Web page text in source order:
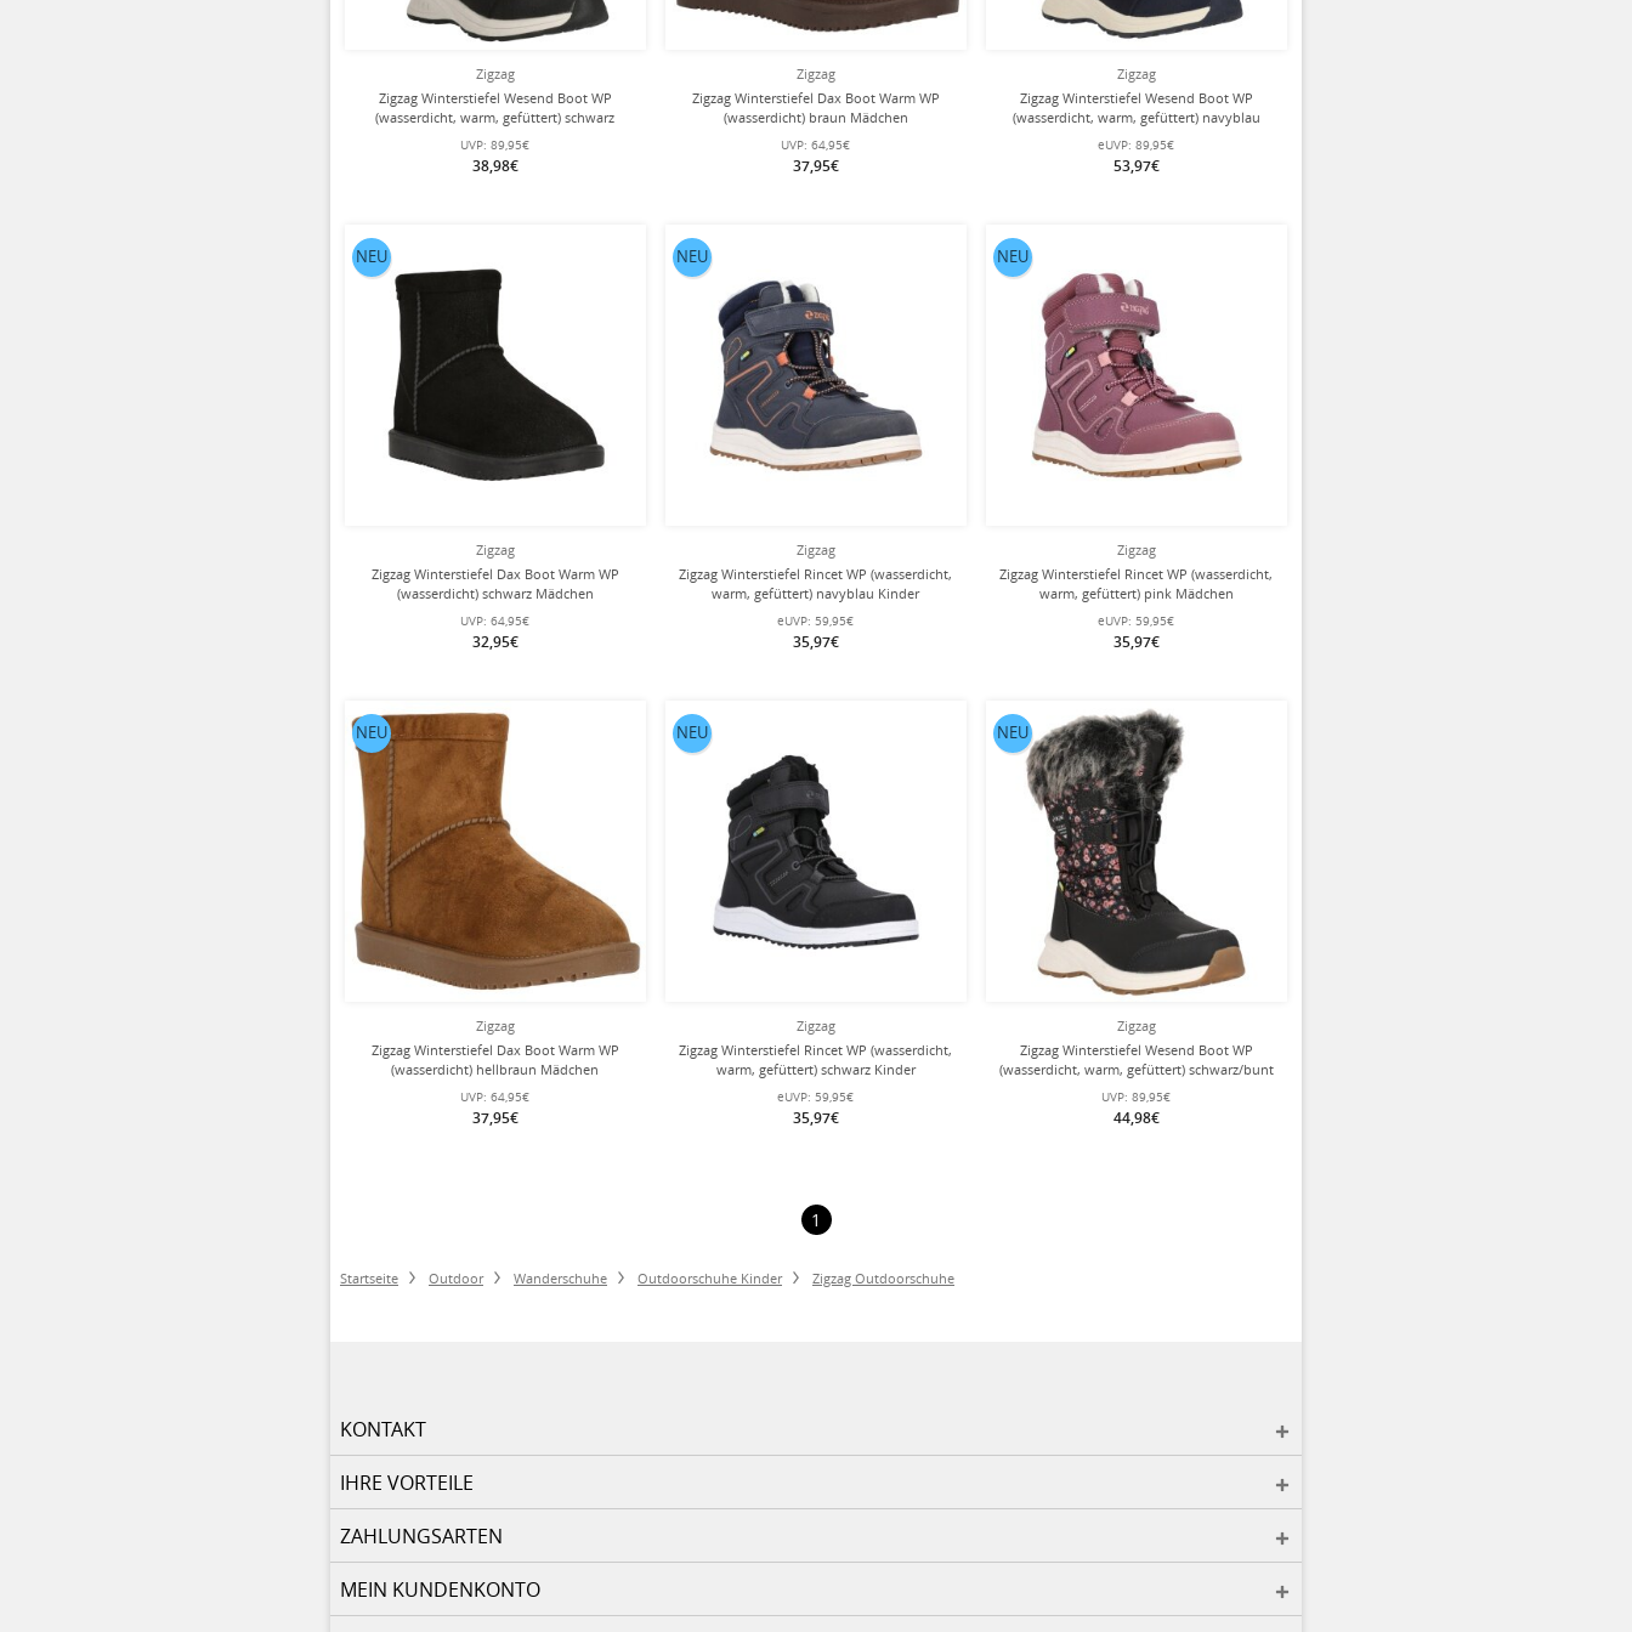
Zigzag
Zigzag Winterstiefel Wesend Boot WP
(wasserdicht, warm, gefüttert) schwarz
UVP: 89,95€
38,98€
Zigzag
Zigzag Winterstiefel Dax Boot Warm WP
(wasserdicht) braun Mädchen
UVP: 64,95€
37,95€
Zigzag
Zigzag Winterstiefel Wesend Boot WP
(wasserdicht, warm, gefüttert) navyblau
eUVP: 89,95€
53,97€
Zigzag
Zigzag Winterstiefel Dax Boot Warm WP
(wasserdicht) schwarz Mädchen
UVP: 64,95€
32,95€
NEU
Zigzag
Zigzag Winterstiefel Rincet WP (wasserdicht,
warm, gefüttert) navyblau Kinder
eUVP: 59,95€
35,97€
NEU
Zigzag
Zigzag Winterstiefel Rincet WP (wasserdicht,
warm, gefüttert) pink Mädchen
eUVP: 59,95€
35,97€
NEU
Zigzag
Zigzag Winterstiefel Dax Boot Warm WP
(wasserdicht) hellbraun Mädchen
UVP: 64,95€
37,95€
NEU
Zigzag
Zigzag Winterstiefel Rincet WP (wasserdicht,
warm, gefüttert) schwarz Kinder
eUVP: 59,95€
35,97€
NEU
Zigzag
Zigzag Winterstiefel Wesend Boot WP
(wasserdicht, warm, gefüttert) schwarz/bunt
UVP: 89,95€
44,98€
NEU
1
Startseite Outdoor Wanderschuhe Outdoorschuhe Kinder Zigzag Outdoorschuhe
KONTAKT
IHRE VORTEILE
ZAHLUNGSARTEN
MEIN KUNDENKONTO